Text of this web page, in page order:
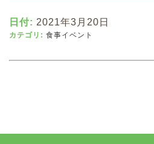
日付: 2021年3月20日
カテゴリ: 食事イベント